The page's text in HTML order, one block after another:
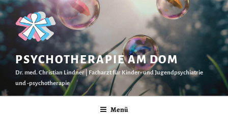
Zum
Inhalt
springen
PSYCHOTHERAPIE AM DOM
Dr. med. Christian Lindner | Facharzt für Kinder- und Jugendpsychiatrie
und -psychotherapie
Menü